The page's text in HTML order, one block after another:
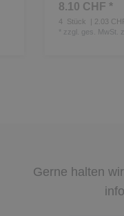
8.10 CHF *
4 Stück
| 2.03
zzgl. ges. MwSt.
Gerne halten